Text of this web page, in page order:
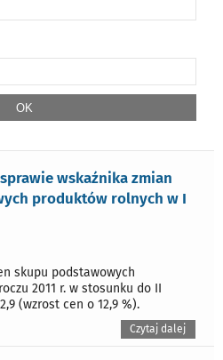
wskaźnika zmian
produktów rolnych w I
skupu podstawowych
2011 r. w stosunku do II
(wzrost cen o 12,9 %).
Czytaj dalej